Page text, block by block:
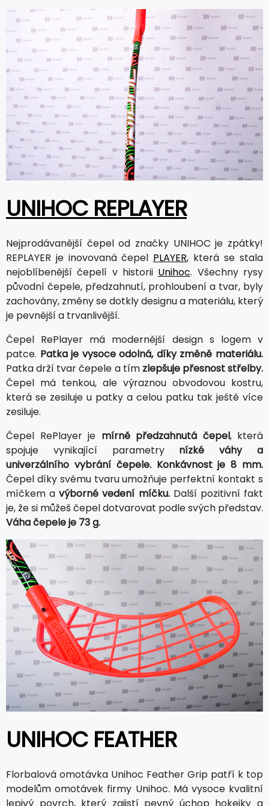
UNIHOC REPLAYER
Nejprodávanější čepel od značky UNIHOC je zpátky!
REPLAYER je inovovaná čepel PLAYER, která se stala
nejoblíbenější čepelí v historii Unihoc. Všechny rysy
původní čepele, předzahnutí, prohloubení a tvar, byly
zachovány, změny se dotkly designu a materiálu, který
je pevnější a trvanlivější.
Čepel RePlayer má modernější design s logem v
patce. Patka je vysoce odolná, díky změně materiálu.
Patka drží tvar čepele a tím zlepšuje přesnost střelby.
Čepel má tenkou, ale výraznou obvodovou kostru,
která se zesiluje u patky a celou patku tak ještě více
zesiluje.
Čepel RePlayer je mírně předzahnutá čepel, která
spojuje vynikající parametry nízké váhy a
univerzálního vybrání čepele. Konkávnost je 8 mm.
Čepel díky svému tvaru umožňuje perfektní kontakt s
míčkem avýborné vedení míčku.Další pozitivní fakt
je, že si můžeš čepel dotvarovat podle svých představ.
Váha čepele je 73 g.
UNIHOC FEATHER
Florbalová omotávka Unihoc Feather Grip patří k top
modelům omotávek firmy Unihoc. Má vysoce kvalitní
lepivý povrch, který zajistí pevný úchop hokejky a